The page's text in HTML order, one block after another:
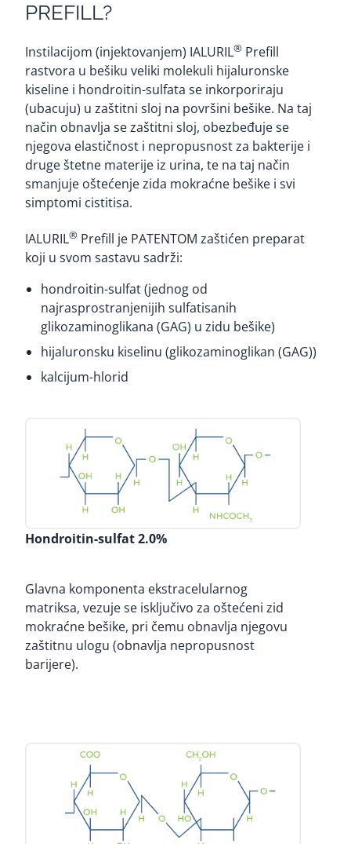
PREFILL?
Instilacijom (injektovanjem) IALURIL® Prefill
rastvora u bešiku veliki molekuli hijaluronske
kiseline i hondroitin-sulfata se inkorporiraju
(ubacuju) u zaštitni sloj na površini bešike. Na taj
način obnavlja se zaštitni sloj, obezbeđuje se
njegova elastičnost i nepropusnost za bakterije i
druge štetne materije iz urina, te na taj način
smanjuje oštećenje zida mokraćne bešike i svi
simptomi cistitisa.
IALURIL® Prefill je PATENTOM zaštićen preparat
koji u svom sastavu sadrži:
hondroitin-sulfat (jednog od
najrasprostranjenijih sulfatisanih
glikozaminoglikana (GAG) u zidu bešike)
hijaluronsku kiselinu (glikozaminoglikan (GAG))
kalcijum-hlorid
Hondroitin-sulfat 2.0%
Glavna komponenta ekstracelularnog
matriksa, vezuje se isključivo za oštećeni zid
mokraćne bešike, pri čemu obnavlja njegovu
zaštitnu ulogu (obnavlja nepropusnost
barijere).